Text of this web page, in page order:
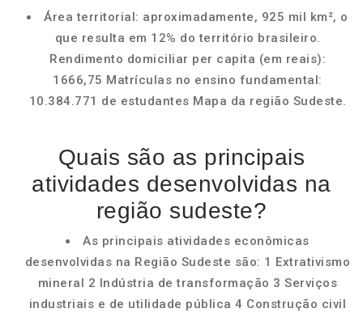
Área territorial: aproximadamente, 925 mil km², o
que resulta em 12% do território brasileiro.
Rendimento domiciliar per capita (em reais):
1666,75 Matrículas no ensino fundamental:
10.384.771 de estudantes Mapa da região Sudeste.
Quais são as principais
atividades desenvolvidas na
região sudeste?
As principais atividades econômicas
desenvolvidas na Região Sudeste são: 1 Extrativismo
mineral 2 Indústria de transformação 3 Serviços
industriais e de utilidade pública 4 Construção civil